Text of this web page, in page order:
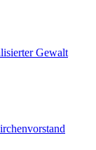
Gewalt